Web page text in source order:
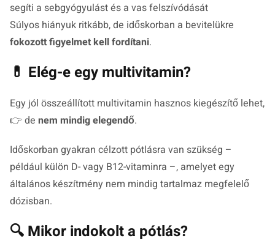
segíti a sebgyógyulást és a vas felszívódását
Súlyos hiányuk ritkább, de időskorban a bevitelükre
fokozott figyelmet kell fordítani.
💊 Elég-e egy multivitamin?
Egy jól összeállított multivitamin hasznos kiegészítő lehet,
👉 de nem mindig elegendő.
Időskorban gyakran célzott pótlásra van szükség –
például külön D- vagy B12-vitaminra –, amelyet egy
általános készítmény nem mindig tartalmaz megfelelő
dózisban.
🔍 Mikor indokolt a pótlás?